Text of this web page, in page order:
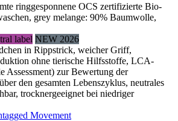
ringgesponnene OCS zertifizierte Bio-
grey melange: 90% Baumwolle,
label NEW 2026
in Rippstrick, weicher Griff,
ohne tierische Hilfsstoffe, LCA-
Assessment) zur Bewertung der
den gesamten Lebenszyklus, neutrales
trocknergeeignet bei niedriger
Movement